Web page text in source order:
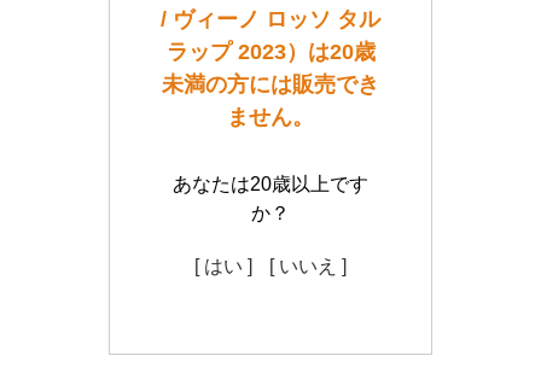
/ ヴィーノ ロッソ タル
ラップ 2023）は20歳
未満の方には販売でき
ません。
あなたは20歳以上です
か？
[ はい ] [ いいえ ]